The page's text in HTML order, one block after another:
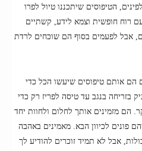
הטיפוסים שיתכננו טיול לפרו
רוח חופשית וצמא לידע, קשתיים
אבל לפעמים בסוף הם שוכחים לרדת
הם אותם טיפוסים שיעשו הכל כדי
בזריחה בנגב עד טיסה לפריז רק כדי
הם מזמינים אותך לחלום ולחוות יחד
פונים לכיוון הבא. מאמינים באהבה
אבל לא תמיד זוכרים להודיע לך